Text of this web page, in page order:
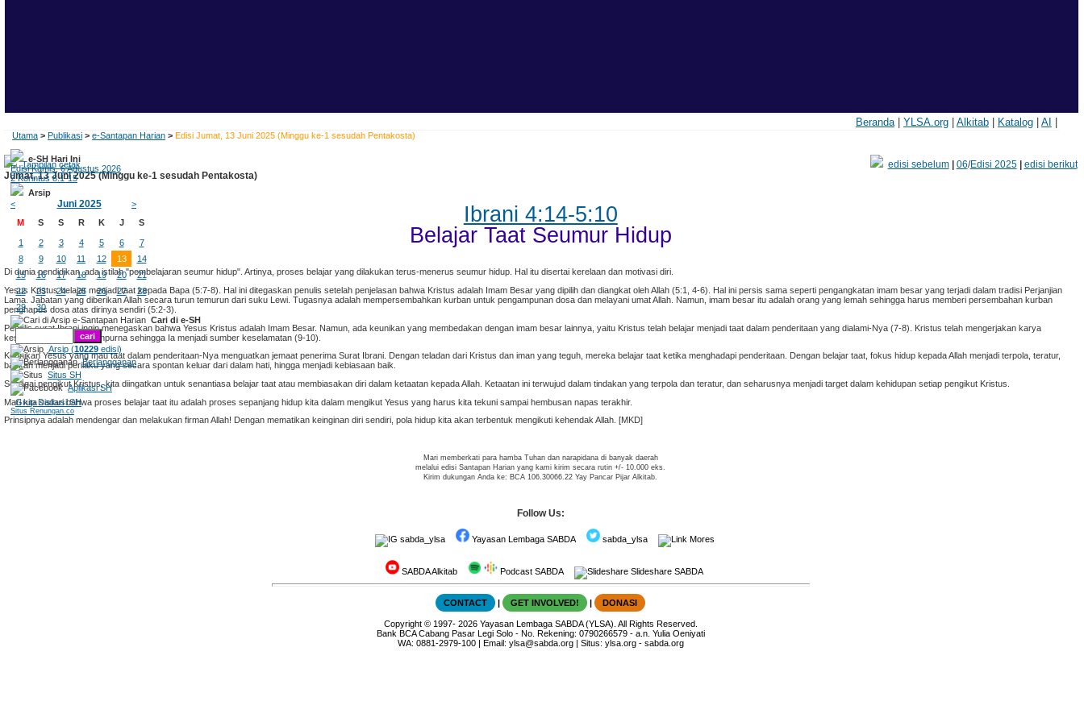
Beranda| YLSA.org| Alkitab| Katalog| AI
Utama > Publikasi > e-Santapan Harian > Edisi Jumat, 13 Juni 2025 (Minggu ke-1 sesudah Pentakosta)
Tampilan cetak edisi sebelum| 06/Edisi 2025| edisi berikut
Jumat, 13 Juni 2025 (Minggu ke-1 sesudah Pentakosta)
Ibrani 4:14-5:10
Belajar Taat Seumur Hidup
Di dunia pendidikan, ada istilah "pembelajaran seumur hidup". Artinya, proses belajar yang dilakukan terus-menerus seumur hidup. Hal itu disertai kerelaan dan motivasi diri.
Yesus Kristus belajar menjadi taat kepada Bapa (5:7-8). Hal ini ditegaskan penulis setelah penjelasan bahwa Kristus adalah Imam Besar yang dipilih dan diangkat oleh Allah (5:1, 4-6). Hal ini persis sama seperti pengangkatan imam besar yang terjadi dalam tradisi Perjanjian
Lama. Jabatan yang diberikan Allah secara turun temurun dari suku Lewi. Tugasnya adalah mempersembahkan kurban untuk pengampunan dosa dan melayani umat Allah. Namun, imam besar itu adalah orang yang lemah sehingga harus memberi persembahan kurban
penghapus dosa atas dirinya sendiri (5:2-3).
Penulis surat Ibrani ingin menegaskan bahwa Yesus Kristus adalah Imam Besar. Namun, ada keunikan yang membedakan dengan imam besar lainnya, yaitu Kristus telah belajar menjadi taat dalam penderitaan yang dialami-Nya (7-8). Kristus telah mengerjakan karya
keselamatan dengan sempurna sehingga Ia menjadi sumber keselamatan (9-10).
Keunikan Yesus yang mau taat dalam penderitaan-Nya menguatkan jemaat penerima Surat Ibrani. Dengan teladan dari Kristus dan iman yang teguh, mereka belajar taat ketika menghadapi penderitaan. Dengan belajar taat, fokus hidup kepada Allah menjadi terpola, teratur,
bahkan menjadi perilaku yang secara spontan keluar dari dalam hati, hingga menjadi kebiasaan baik.
Sebagai pengikut Kristus, kita diingatkan untuk senantiasa belajar taat atau membiasakan diri dalam ketaatan kepada Allah. Ketaatan ini terwujud dalam tindakan yang terpola dan teratur, dan seharusnya menjadi target dalam kehidupan setiap pengikut Kristus.
Mari kita sadari bahwa proses belajar taat itu adalah proses sepanjang hidup kita dalam mengikut Yesus yang harus kita tekuni sampai hembusan napas terakhir.
Prinsipnya adalah mendengar dan melakukan firman Allah! Dengan mematikan keinginan diri sendiri, pola hidup kita akan terbentuk mengikuti kehendak Allah. [MKD]
Mari memberkati para hamba Tuhan dan narapidana di banyak daerah
melalui edisi Santapan Harian yang kami kirim secara rutin +/- 10.000 eks.
Kirim dukungan Anda ke: BCA 106.30066.22 Yay Pancar Pijar Alkitab.
e-SH Hari Ini
Edisi Kamis, 6 Agustus 2026
2 Korintus 8:1-15
Arsip
<
Juni 2025
>
M
S S R K J S
1 2 3 4 5 6
7
8
9 10 11 12 13
14
15
16 17 18 19 20
21
22
23 24 25 26 27
28
29
30
Cari di e-SH
Arsip (10229 edisi)
Berlangganan
Situs SH
Aplikasi SH
Grup Diskusi SH
Situs Renungan.co
Follow Us:
sabda_ylsa Yayasan Lembaga SABDA sabda_ylsa Mores
SABDA Alkitab Podcast SABDA Slideshare SABDA
CONTACT | GET INVOLVED! | DONASI
Copyright© 1997- 2026 Yayasan Lembaga SABDA (YLSA). All Rights Reserved.
Bank BCA Cabang Pasar Legi Solo - No. Rekening: 0790266579 - a.n. Yulia Oeniyati
WA: 0881-2979-100| Email: ylsa@sabda.org| Situs: ylsa.org- sabda.org